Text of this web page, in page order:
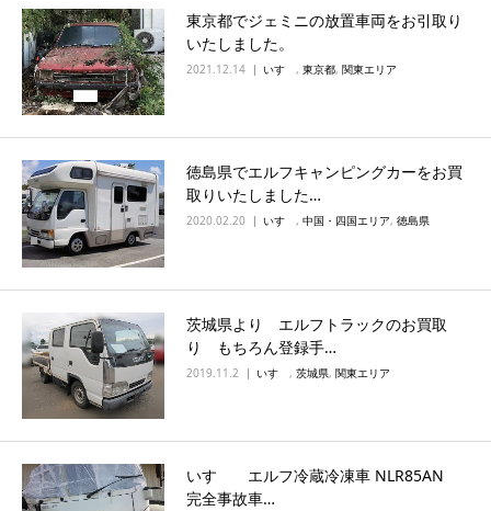
東京都でジェミニの放置車両をお引取り
いたしました。
2021.12.14 いすゞ , 東京都, 関東エリア
徳島県でエルフキャンピングカーをお買
取りいたしました…
2020.02.20 いすゞ , 中国・四国エリア, 徳島県
茨城県より エルフトラックのお買取
り もちろん登録手…
2019.11.2 いすゞ , 茨城県, 関東エリア
いすゞ エルフ冷蔵冷凍車 NLR85AN
完全事故車…